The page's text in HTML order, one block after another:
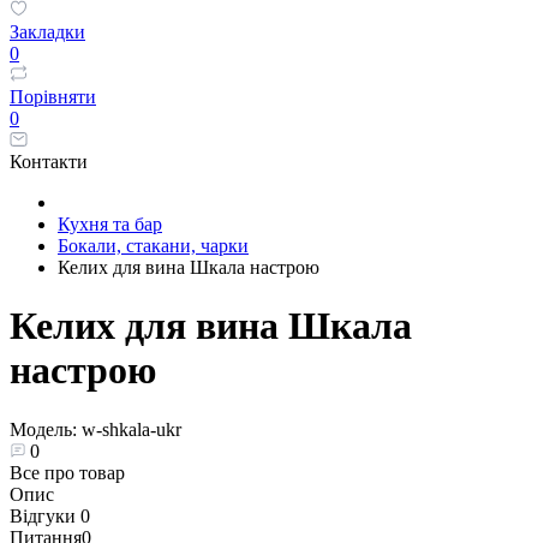
Закладки
0
Порівняти
0
Контакти
Кухня та бар
Бокали, стакани, чарки
Келих для вина Шкала настрою
Келих для вина Шкала
настрою
Модель: w-shkala-ukr
0
Все про товар
Опис
Відгуки 0
Питання0